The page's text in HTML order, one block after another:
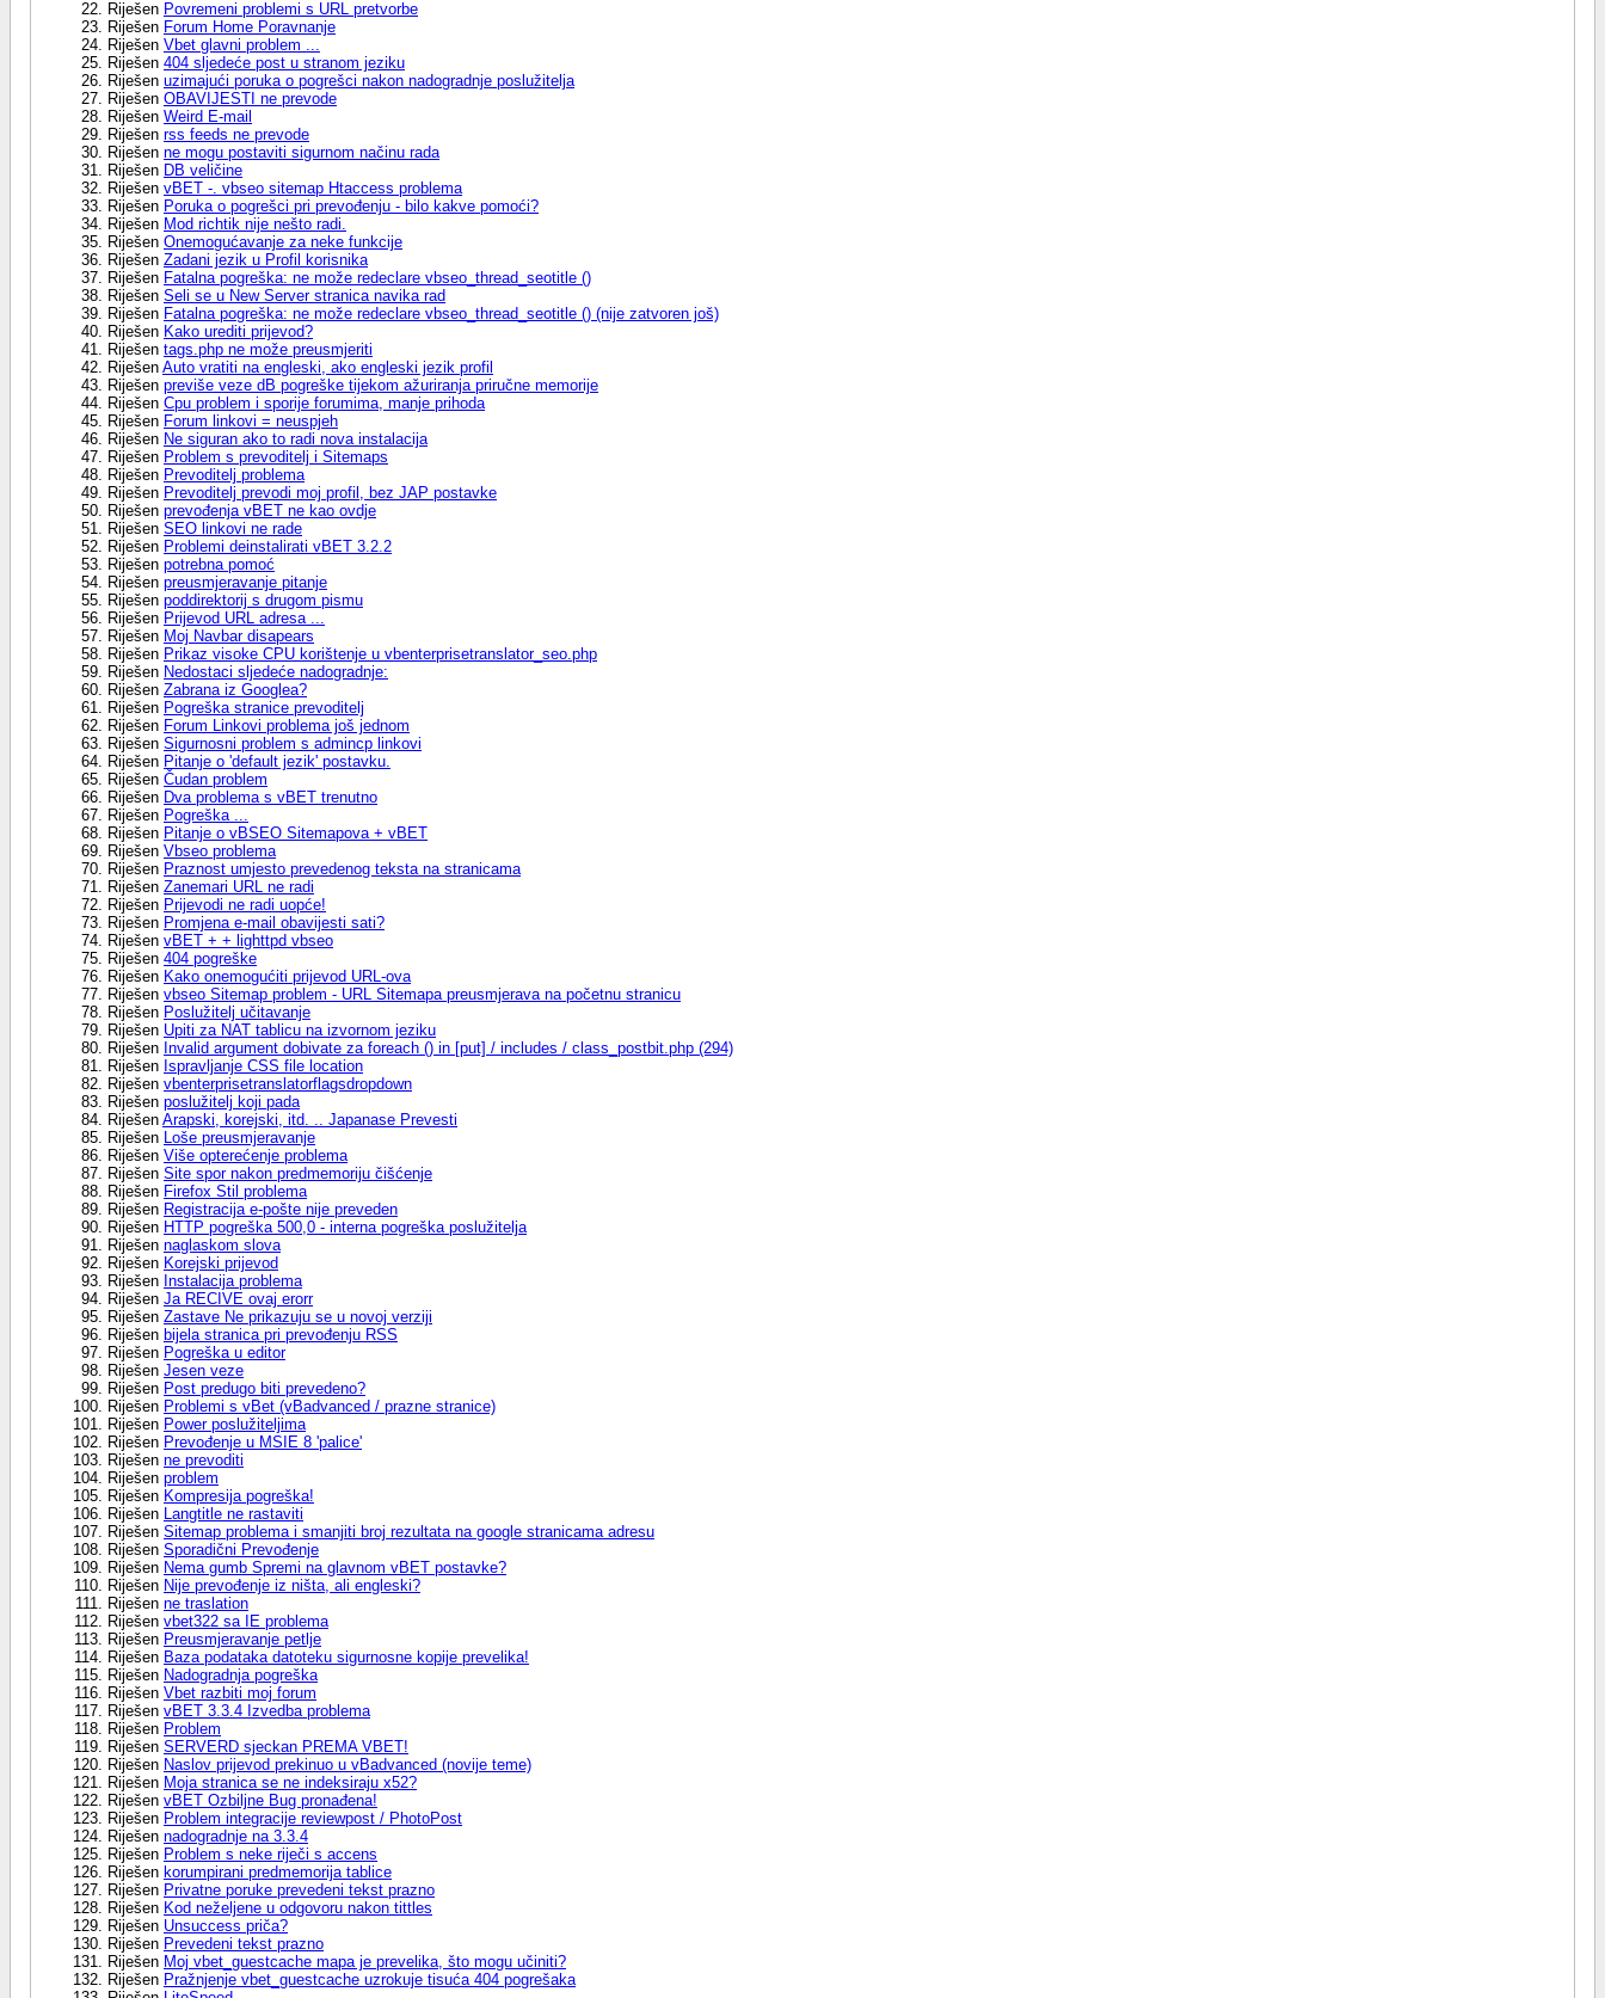
Riješen Povremeni problemi s URL pretvorbe
Riješen Forum Home Poravnanje
Riješen Vbet glavni problem ...
Riješen 404 sljedeće post u stranom jeziku
Riješen uzimajući poruka o pogrešci nakon nadogradnje poslužitelja
Riješen OBAVIJESTI ne prevode
Riješen Weird E-mail
Riješen rss feeds ne prevode
Riješen ne mogu postaviti sigurnom načinu rada
Riješen DB veličine
Riješen vBET -. vbseo sitemap Htaccess problema
Riješen Poruka o pogrešci pri prevođenju - bilo kakve pomoći?
Riješen Mod richtik nije nešto radi.
Riješen Onemogućavanje za neke funkcije
Riješen Zadani jezik u Profil korisnika
Riješen Fatalna pogreška: ne može redeclare vbseo_thread_seotitle ()
Riješen Seli se u New Server stranica navika rad
Riješen Fatalna pogreška: ne može redeclare vbseo_thread_seotitle () (nije zatvoren još)
Riješen Kako urediti prijevod?
Riješen tags.php ne može preusmjeriti
Riješen Auto vratiti na engleski, ako engleski jezik profil
Riješen previše veze dB pogreške tijekom ažuriranja priručne memorije
Riješen Cpu problem i sporije forumima, manje prihoda
Riješen Forum linkovi = neuspjeh
Riješen Ne siguran ako to radi nova instalacija
Riješen Problem s prevoditelj i Sitemaps
Riješen Prevoditelj problema
Riješen Prevoditelj prevodi moj profil, bez JAP postavke
Riješen prevođenja vBET ne kao ovdje
Riješen SEO linkovi ne rade
Riješen Problemi deinstalirati vBET 3.2.2
Riješen potrebna pomoć
Riješen preusmjeravanje pitanje
Riješen poddirektorij s drugom pismu
Riješen Prijevod URL adresa ...
Riješen Moj Navbar disapears
Riješen Prikaz visoke CPU korištenje u vbenterprisetranslator_seo.php
Riješen Nedostaci sljedeće nadogradnje:
Riješen Zabrana iz Googlea?
Riješen Pogreška stranice prevoditelj
Riješen Forum Linkovi problema još jednom
Riješen Sigurnosni problem s admincp linkovi
Riješen Pitanje o 'default jezik' postavku.
Riješen Čudan problem
Riješen Dva problema s vBET trenutno
Riješen Pogreška ...
Riješen Pitanje o vBSEO Sitemapova + vBET
Riješen Vbseo problema
Riješen Praznost umjesto prevedenog teksta na stranicama
Riješen Zanemari URL ne radi
Riješen Prijevodi ne radi uopće!
Riješen Promjena e-mail obavijesti sati?
Riješen vBET + + lighttpd vbseo
Riješen 404 pogreške
Riješen Kako onemogućiti prijevod URL-ova
Riješen vbseo Sitemap problem - URL Sitemapa preusmjerava na početnu stranicu
Riješen Poslužitelj učitavanje
Riješen Upiti za NAT tablicu na izvornom jeziku
Riješen Invalid argument dobivate za foreach () in [put] / includes / class_postbit.php (294)
Riješen Ispravljanje CSS file location
Riješen vbenterprisetranslatorflagsdropdown
Riješen poslužitelj koji pada
Riješen Arapski, korejski, itd. .. Japanase Prevesti
Riješen Loše preusmjeravanje
Riješen Više opterećenje problema
Riješen Site spor nakon predmemoriju čišćenje
Riješen Firefox Stil problema
Riješen Registracija e-pošte nije preveden
Riješen HTTP pogreška 500,0 - interna pogreška poslužitelja
Riješen naglaskom slova
Riješen Korejski prijevod
Riješen Instalacija problema
Riješen Ja RECIVE ovaj erorr
Riješen Zastave Ne prikazuju se u novoj verziji
Riješen bijela stranica pri prevođenju RSS
Riješen Pogreška u editor
Riješen Jesen veze
Riješen Post predugo biti prevedeno?
Riješen Problemi s vBet (vBadvanced / prazne stranice)
Riješen Power poslužiteljima
Riješen Prevođenje u MSIE 8 'palice'
Riješen ne prevoditi
Riješen problem
Riješen Kompresija pogreška!
Riješen Langtitle ne rastaviti
Riješen Sitemap problema i smanjiti broj rezultata na google stranicama adresu
Riješen Sporadični Prevođenje
Riješen Nema gumb Spremi na glavnom vBET postavke?
Riješen Nije prevođenje iz ništa, ali engleski?
Riješen ne traslation
Riješen vbet322 sa IE problema
Riješen Preusmjeravanje petlje
Riješen Baza podataka datoteku sigurnosne kopije prevelika!
Riješen Nadogradnja pogreška
Riješen Vbet razbiti moj forum
Riješen vBET 3.3.4 Izvedba problema
Riješen Problem
Riješen SERVERD sjeckan PREMA VBET!
Riješen Naslov prijevod prekinuo u vBadvanced (novije teme)
Riješen Moja stranica se ne indeksiraju x52?
Riješen vBET Ozbiljne Bug pronađena!
Riješen Problem integracije reviewpost / PhotoPost
Riješen nadogradnje na 3.3.4
Riješen Problem s neke riječi s accens
Riješen korumpirani predmemorija tablice
Riješen Privatne poruke prevedeni tekst prazno
Riješen Kod neželjene u odgovoru nakon tittles
Riješen Unsuccess priča?
Riješen Prevedeni tekst prazno
Riješen Moj vbet_guestcache mapa je prevelika, što mogu učiniti?
Riješen Pražnjenje vbet_guestcache uzrokuje tisuća 404 pogrešaka